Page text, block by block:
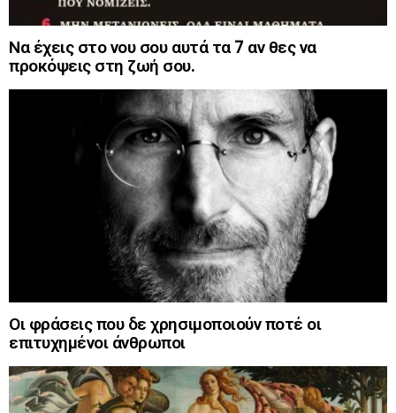
Να έχεις στο νου σου αυτά τα 7 αν θες να
προκόψεις στη ζωή σου.
Οι φράσεις που δε χρησιμοποιούν ποτέ οι
επιτυχημένοι άνθρωποι